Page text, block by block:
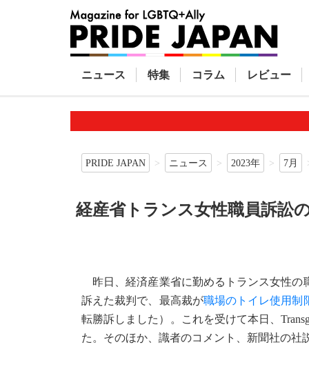
ニュース 特集 コラム レビュー
PRIDE JAPAN ニュース 2023年 7月
経産省トランス女性職員訴訟
昨日、経済産業省に勤めるトランス女性の
訴えた裁判で、最高裁が職場のトイレ使用制
転勝訴しました）。これを受けて本日、
た。そのほか、識者のコメント、新聞社の社